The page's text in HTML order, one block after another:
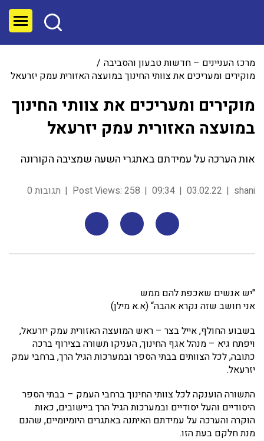
מרכז העניינים – חדשות טבעון והסביבה
מוקירים ומעריכים את צוותי החינוך במועצה האזורית עמק יזרעאל
מוקירים ומעריכים את צוותי החינוך
במועצה האזורית עמק יזרעאל
אות הערכה על עמידתם באתגרי השעה שמציבה הקורונה
shani
03.02.22
09:34
Post Views: 258 תגובות 0
"יש אנשים שאכפת להם ממש
אני חושב שזה נקרא אהבה“ (א.א מילן)
בשבוע החולף, אייל בצר – ראש המועצה האזורית עמק יזרעאל,
ויפתח גיא – מנהל אגף החינוך, העניקו תשורה בצירוף ברכה
כתובה, לכל הצוותים בבתי הספר ובמערכות הגיל הרך, ברחבי עמק
יזרעאל.
התשורה הוענקה לכל צוותי החינוך ברחבי העמק – בבתי הספר
היסודיים והעל יסודיים ובמערכות הגיל הרך ביישובים, כאות
הוקרה והערכה על עמידתם האיתנה באתגרים היומיומיים, שהנם
מנת חלקם בעת הזו.